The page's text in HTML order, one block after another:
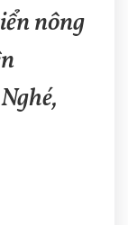
nông